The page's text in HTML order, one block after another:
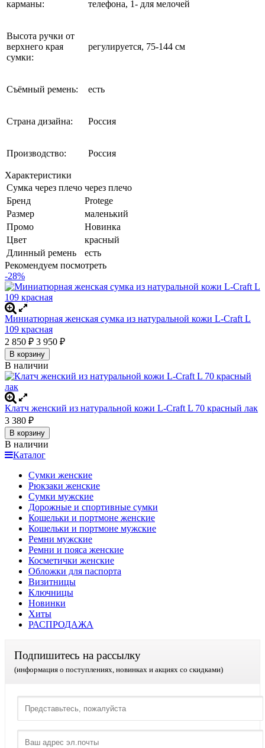
карманы: телефона, 1- для мелочей
Высота ручки от
верхнего края
сумки:
регулируется, 75-144 см
Съёмный ремень: есть
Страна дизайна: Россия
Производство: Россия
Характеристики
Сумка через плечо через плечо
Бренд
Protege
Размер
маленький
Промо
Новинка
Цвет
красный
Длинный ремень
есть
Рекомендуем посмотреть
-28%
Миниатюрная женская сумка из натуральной кожи L-Craft L
109 красная
2 850 ₽ 3 950 ₽
В корзину
В наличии
Клатч женский из натуральной кожи L-Craft L 70 красный лак
3 380 ₽
В корзину
В наличии
Каталог
Сумки женские
Рюкзаки женские
Сумки мужские
Дорожные и спортивные сумки
Кошельки и портмоне женские
Кошельки и портмоне мужские
Ремни мужские
Ремни и пояса женские
Косметички женские
Обложки для паспорта
Визитницы
Ключницы
Новинки
Хиты
РАСПРОДАЖА
Подпишитесь на рассылку
(информация о поступлениях, новинках и акциях со скидками)